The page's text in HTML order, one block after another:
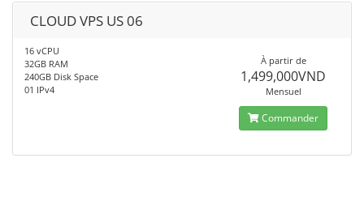
CLOUD VPS US 06
16 vCPU
32GB RAM
240GB Disk Space
01 IPv4
À partir de
1,499,000VND
Mensuel
Commander